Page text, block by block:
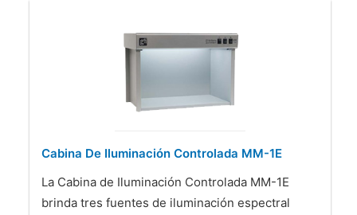
Cabina De Iluminación Controlada MM-1E
La Cabina de Iluminación Controlada MM-1E
brinda tres fuentes de iluminación espectral